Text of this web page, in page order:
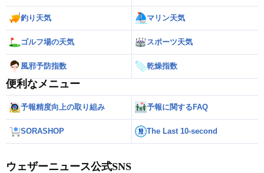
釣り天気 マリン天気
ゴルフ場の天気 スポーツ天気
風邪予防指数 乾燥指数
便利なメニュー
予報精度向上の取り組み 予報に関するFAQ
SORASHOP The Last 10-second
ウェザーニュース公式SNS